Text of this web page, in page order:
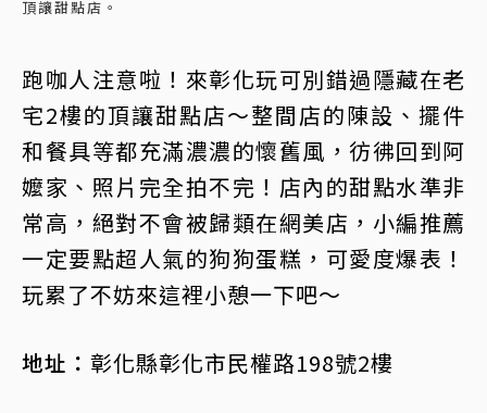
頂讓甜點店。
跑咖人注意啦！來彰化玩可別錯過隱藏在老
宅2樓的頂讓甜點店～整間店的陳設、擺件
和餐具等都充滿濃濃的懷舊風，彷彿回到阿
嬤家、照片完全拍不完！店內的甜點水準非
常高，絕對不會被歸類在網美店，小編推薦
一定要點超人氣的狗狗蛋糕，可愛度爆表！
玩累了不妨來這裡小憩一下吧～
地址： 彰化縣彰化市民權路198號2樓